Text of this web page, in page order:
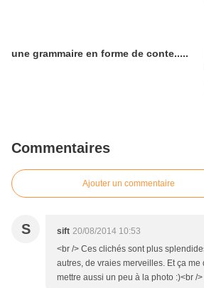
une grammaire en forme de conte.....
Commentaires
Ajouter un commentaire
S sift 20/08/2014 10:53
<br /> Ces clichés sont plus
autres, de vraies merveilles. Et ça me
mettre aussi un peu à la photo :)<br />